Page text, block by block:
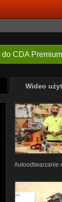
do CDA Premium
Wideo
Autoodtwarzanie